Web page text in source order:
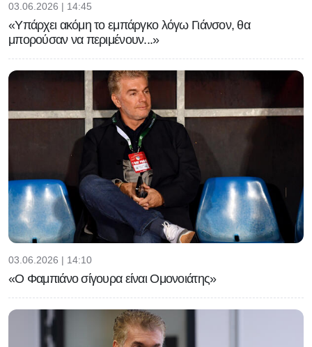
03.06.2026 | 14:45
«Υπάρχει ακόμη το εμπάργκο λόγω Γιάνσον, θα
μπορούσαν να περιμένουν...»
03.06.2026 | 14:10
«Ο Φαμπιάνο σίγουρα είναι Ομονοιάτης»